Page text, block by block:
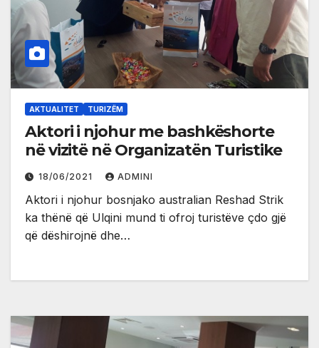
AKTUALITET TURIZËM
Aktori i njohur me bashkëshorte
në vizitë në Organizatën Turistike
18/06/2021 ADMINI
Aktori i njohur bosnjako australian Reshad Strik
ka thënë që Ulqini mund ti ofroj turistëve çdo gjë
që dëshirojnë dhe…